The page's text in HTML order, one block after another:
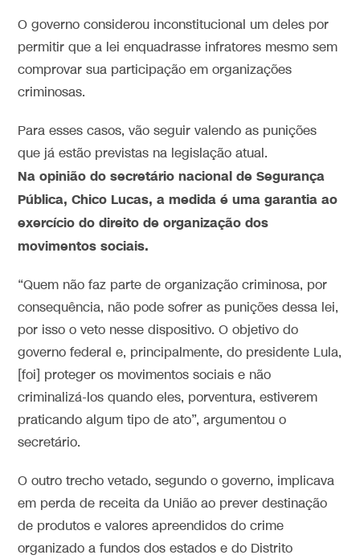
O governo considerou inconstitucional um deles por
permitir que a lei enquadrasse infratores mesmo sem
comprovar sua participação em organizações
criminosas.
Para esses casos, vão seguir valendo as punições
que já estão previstas na legislação atual.
Na opinião do secretário nacional de Segurança
Pública, Chico Lucas, a medida é uma garantia ao
exercício do direito de organização dos
movimentos sociais.
“Quem não faz parte de organização criminosa, por
consequência, não pode sofrer as punições dessa lei,
por isso o veto nesse dispositivo. O objetivo do
governo federal e, principalmente, do presidente Lula,
[foi] proteger os movimentos sociais e não
criminalizá-los quando eles, porventura, estiverem
praticando algum tipo de ato”, argumentou o
secretário.
O outro trecho vetado, segundo o governo, implicava
em perda de receita da União ao prever destinação
de produtos e valores apreendidos do crime
organizado a fundos dos estados e do Distrito